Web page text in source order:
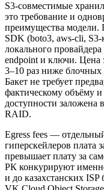
S3-совместимые
это требование и
преимущества модели.
SDK (boto3, aws-cli,
локального
endpoint и ключи. Цена
3–10 раз ниже блочных
Бакет не требует
фактическому объёму
доступности заложена
RAID.
Egress fees —
гиперскейлеров плата
превышает плату за
РК конкурируют
и до казахстанских